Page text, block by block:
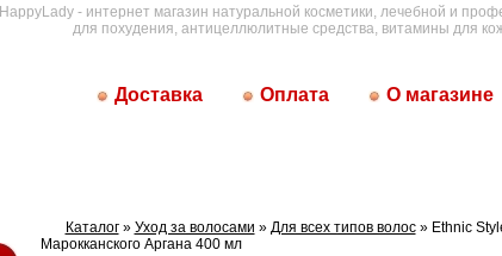
HappyLady - интернет магазин натуральной косметики, лечебной и
для похудения, антицеллюлитные средства, витамины для
Доставка Оплата О магазине
Каталог» Уход за волосами » Для всех типов волос» Ethnic
Марокканского Аргана 400 мл